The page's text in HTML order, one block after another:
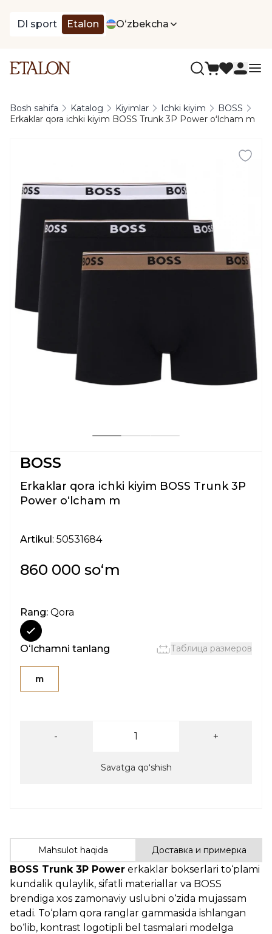
DI sport Etalon Oʻzbekcha
Bosh sahifa Katalog Kiyimlar Ichki kiyim
BOSS
Erkaklar qora ichki kiyim BOSS Trunk 3P Power oʻlcham m
BOSS
Erkaklar qora ichki kiyim BOSS Trunk 3P
Power oʻlcham m
Artikul: 50531684
860 000 soʻm
Rang: Qora
Oʻlchamni tanlang Таблица размеров
m
- +
Savatga qoʻshish
Mahsulot haqida Доставка и примерка
BOSS Trunk 3P Power erkaklar bokserlari to‘plami
kundalik qulaylik, sifatli materiallar va BOSS
brendiga xos zamonaviy uslubni o‘zida mujassam
etadi. To‘plam qora ranglar gammasida ishlangan
bo‘lib, kontrast logotipli bel tasmalari modelga